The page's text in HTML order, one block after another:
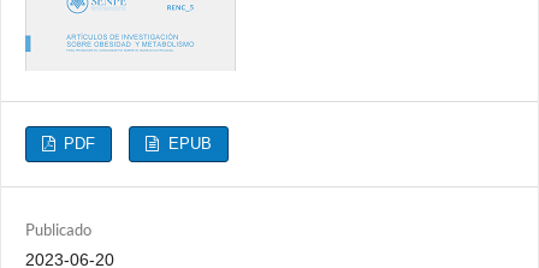
PDF EPUB
Publicado
2023-06-20